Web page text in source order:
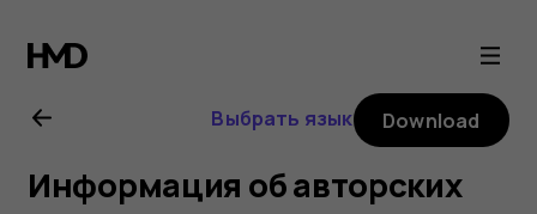
Nokia
2.1
user
Выбрать язык Download
Информация об авторских